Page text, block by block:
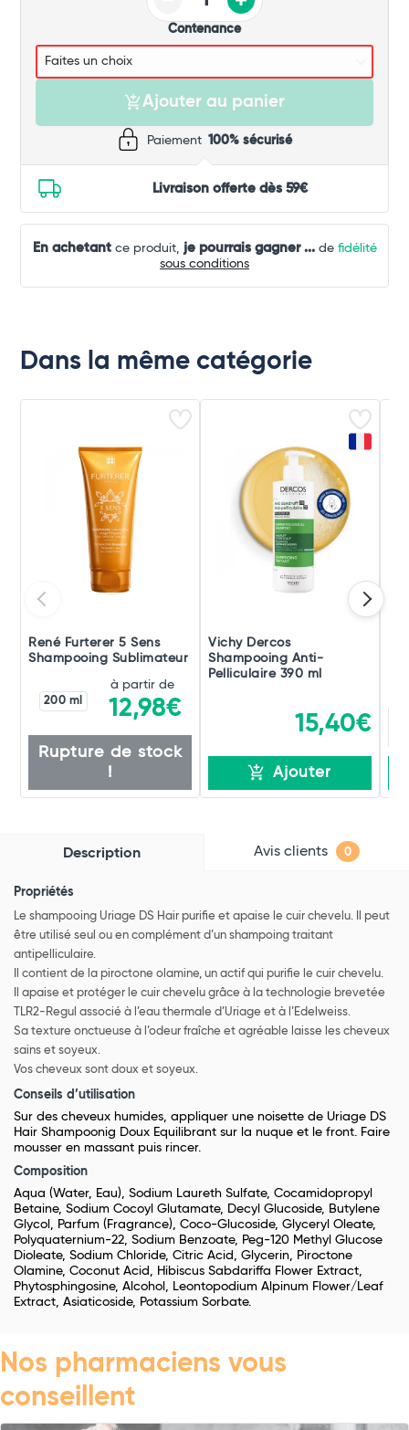
Contenance
Ajouter au panier
Paiement 100% sécurisé
Livraison offerte dès 59€
En achetantce produit, je pourrais gagner ...de fidélité
sous conditions
Dans la même catégorie
René Furterer 5 Sens
Shampooing Sublimateur
200 ml
à partir de
12,98€
Rupture de stock
!
Vichy Dercos
Shampooing Anti-
Pelliculaire 390 ml
15,40€
Ajouter
Description Avis clients 0
Propriétés
Le shampooing Uriage DS Hair purifie et apaise le cuir chevelu. Il peut
être utilisé seul ou en complément d’un shampoing traitant
antipelliculaire.
Il contient de la piroctone olamine, un actif qui purifie le cuir chevelu.
Il apaise et protéger le cuir chevelu grâce à la technologie brevetée
TLR2-Regul associé à l’eau thermale d’Uriage et à l’Edelweiss.
Sa texture onctueuse à l’odeur fraîche et agréable laisse les cheveux
sains et soyeux.
Vos cheveux sont doux et soyeux.
Conseils d’utilisation
Sur des cheveux humides, appliquer une noisette de Uriage DS
Hair Shampoonig Doux Equilibrant sur la nuque et le front. Faire
mousser en massant puis rincer.
Composition
Aqua (Water, Eau), Sodium Laureth Sulfate, Cocamidopropyl
Betaine, Sodium Cocoyl Glutamate, Decyl Glucoside, Butylene
Glycol, Parfum (Fragrance), Coco-Glucoside, Glyceryl Oleate,
Polyquaternium-22, Sodium Benzoate, Peg-120 Methyl Glucose
Dioleate, Sodium Chloride, Citric Acid, Glycerin, Piroctone
Olamine, Coconut Acid, Hibiscus Sabdariffa Flower Extract,
Phytosphingosine, Alcohol, Leontopodium Alpinum Flower/Leaf
Extract, Asiaticoside, Potassium Sorbate.
Nos pharmaciens vous
conseillent